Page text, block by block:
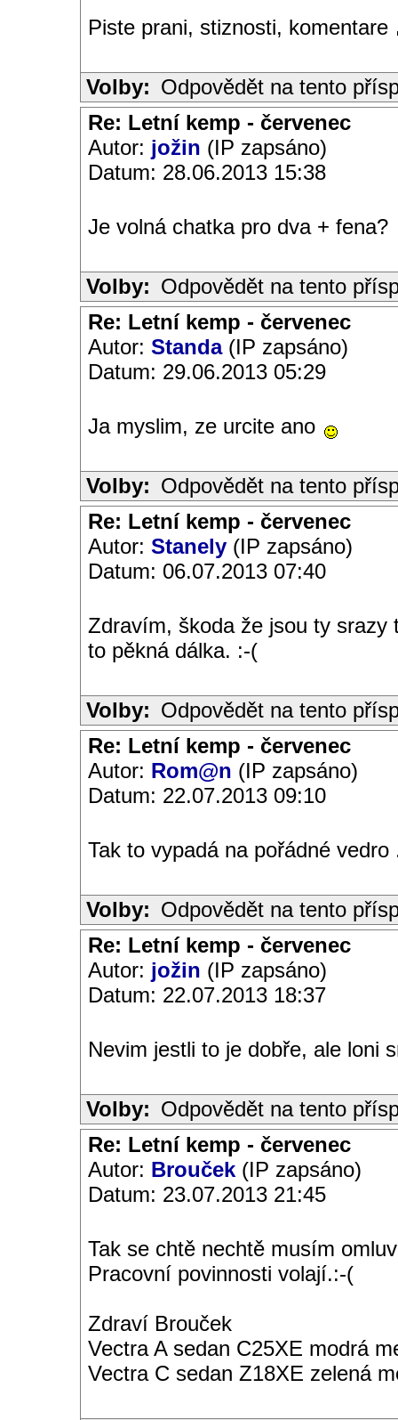
Piste prani, stiznosti, komentare
Volby: Odpovědět na tento
Re: Letní kemp - červenec
Autor: jožin (IP zapsáno)
Datum: 28.06.2013 15:38
Je volná chatka pro dva + fena?
Volby: Odpovědět na tento
Re: Letní kemp - červenec
Autor: Standa(IP zapsáno)
Datum: 29.06.2013 05:29
Ja myslim, ze urcite ano
Volby: Odpovědět na tento
Re: Letní kemp - červenec
Autor: Stanely (IP zapsáno)
Datum: 06.07.2013 07:40
Zdravím, škoda že jsou ty srazy
to pěkná dálka. :-(
Volby: Odpovědět na tento
Re: Letní kemp - červenec
Autor: Rom@n (IP zapsáno)
Datum: 22.07.2013 09:10
Tak to vypadá na pořádné vedro
Volby: Odpovědět na tento
Re: Letní kemp - červenec
Autor: jožin (IP zapsáno)
Datum: 22.07.2013 18:37
Nevim jestli to je dobře, ale loni
Volby: Odpovědět na tento
Re: Letní kemp - červenec
Autor: Brouček (IP zapsáno)
Datum: 23.07.2013 21:45
Tak se chtě nechtě musím
Pracovní povinnosti volají.:-(
Zdraví Brouček
Vectra A sedan C25XE modrá
Vectra C sedan Z18XE zelená